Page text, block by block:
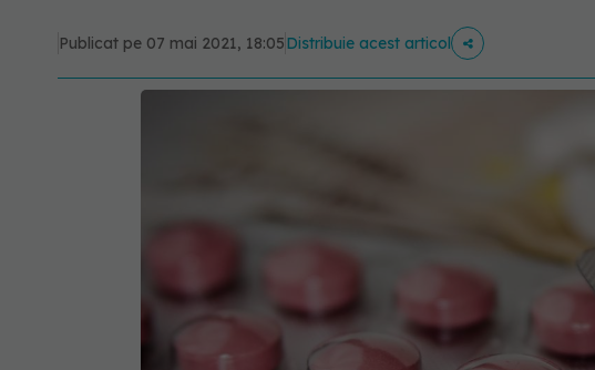
Publicat pe 07 mai 2021, 18:05Distribuie acest articol